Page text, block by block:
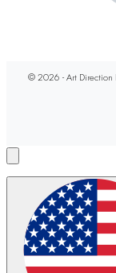
© 2026 - Art Direction